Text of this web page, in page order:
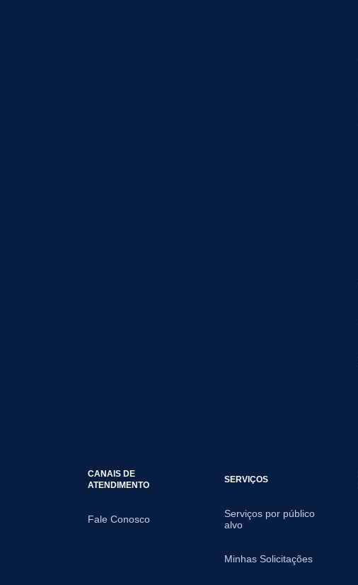
CANAIS DE
ATENDIMENTO
Fale Conosco
SERVIÇOS
Serviços por público
alvo
Minhas Solicitações